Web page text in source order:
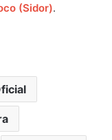
(Sidor).